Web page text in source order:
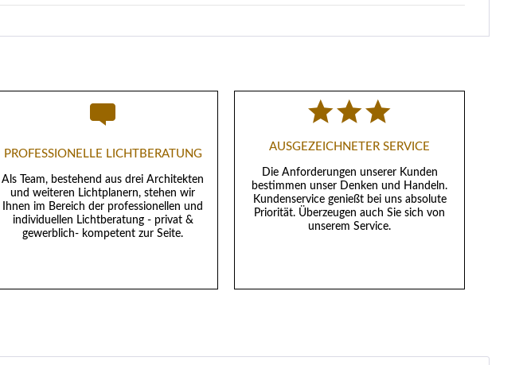
PROFESSIONELLE LICHTBERATUNG
Als Team, bestehend aus drei Architekten
und weiteren Lichtplanern, stehen wir
Ihnen im Bereich der professionellen und
individuellen Lichtberatung - privat &
gewerblich- kompetent zur Seite.
AUSGEZEICHNETER SERVICE
Die Anforderungen unserer Kunden
bestimmen unser Denken und Handeln.
Kundenservice genießt bei uns absolute
Priorität. Überzeugen auch Sie sich von
unserem Service.